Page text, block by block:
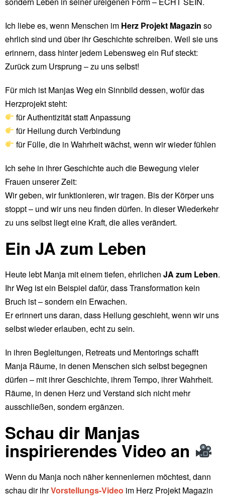
Ich liebe es, wenn Menschen im Herz Projekt Magazin so
ehrlich sind und über ihr Geschichte schreiben. Weil sie uns
erinnern, dass hinter jedem Lebensweg ein Ruf steckt:
Zurück zum Ursprung – zu uns selbst!
Für mich ist Manjas Weg ein Sinnbild dessen, wofür das
Herzprojekt steht:
für Authentizität statt Anpassung
für Heilung durch Verbindung
für Fülle, die in Wahrheit wächst, wenn wir wieder fühlen
Ich sehe in ihrer Geschichte auch die Bewegung vieler
Frauen unserer Zeit:
Wir geben, wir funktionieren, wir tragen. Bis der Körper uns
stoppt – und wir uns neu finden dürfen. In dieser Wiederkehr
zu uns selbst liegt eine Kraft, die alles verändert.
Ein JA zum Leben
Heute lebt Manja mit einem tiefen, ehrlichen JA zum Leben.
Ihr Weg ist ein Beispiel dafür, dass Transformation kein
Bruch ist – sondern ein Erwachen.
Er erinnert uns daran, dass Heilung geschieht, wenn wir uns
selbst wieder erlauben, echt zu sein.
In ihren Begleitungen, Retreats und Mentorings schafft
Manja Räume, in denen Menschen sich selbst begegnen
dürfen – mit ihrer Geschichte, ihrem Tempo, ihrer Wahrheit.
Räume, in denen Herz und Verstand sich nicht mehr
ausschließen, sondern ergänzen.
Schau dir Manjas
inspirierendes Video an
Wenn du Manja noch näher kennenlernen möchtest, dann
schau dir ihrVorstellungs-Video im Herz Projekt Magazin